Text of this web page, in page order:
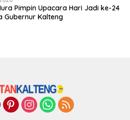
Pimpin Upacara Hari Jadi ke-24
Gubernur Kalteng